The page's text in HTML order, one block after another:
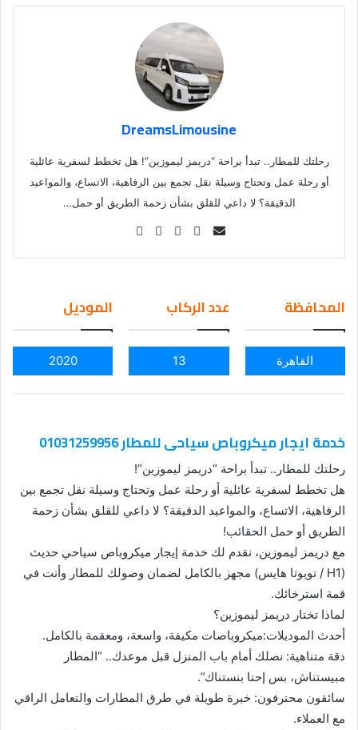
DreamsLimousine
رحلتك للمطار.. تبدأ براحة “دريمز ليموزين”! هل تخطط لسفرية عائلية
أو رحلة عمل وتحتاج وسيلة نقل تجمع بين الرفاهية، الاتساع، والمواعيد
الدقيقة؟ لا داعي للقلق بشأن زحمة الطريق أو حمل…
Se
ail
المحافظة
القاهرة
عدد الركاب
13
الموديل
2020
خدمة ايجار ميكروباص سياحى للمطار 01031259956
رحلتك للمطار.. تبدأ براحة “دريمز ليموزين”!
هل تخطط لسفرية عائلية أو رحلة عمل وتحتاج وسيلة نقل تجمع بين
الرفاهية، الاتساع، والمواعيد الدقيقة؟ لا داعي للقلق بشأن زحمة
الطريق أو حمل الحقائب!
مع دريمز ليموزين، نقدم لك خدمة إيجار ميكروباص سياحي حديث
(H1 / تويوتا هايس) مجهز بالكامل لضمان وصولك للمطار وأنت في
قمة استرخائك.
لماذا تختار دريمز ليموزين؟
أحدث الموديلات:ميكروباصات مكيفة، واسعة، ومعقمة بالكامل.
دقة متناهية: نصلك أمام باب المنزل قبل موعدك.. “المطار
مبيستناش، بس إحنا بنستناك”.
سائقون محترفون: خبرة طويلة في طرق المطارات والتعامل الراقي
مع العملاء.